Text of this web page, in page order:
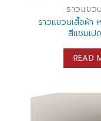
ราวแขว
ราวแขวนเสื้อผ้
สีแชมเ
READ